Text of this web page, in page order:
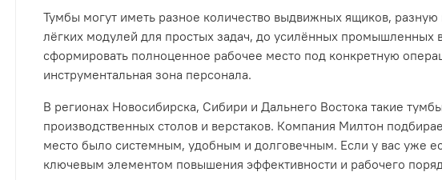
Тумбы могут иметь разное количество выдвижных ящиков,
лёгких модулей для простых задач, до усилённых промышленных
сформировать полноценное рабочее место под конкретную
инструментальная зона персонала.
В регионах Новосибирска, Сибири и Дальнего Востока такие
производственных столов и верстаков. Компания Милтон
место было системным, удобным и долговечным. Если у вас уже
ключевым элементом повышения эффективности и рабочего